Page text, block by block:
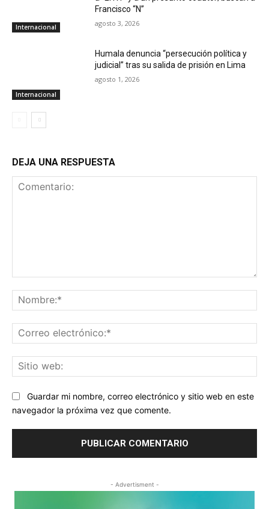
Internacional
Francisco “N”
agosto 3, 2026
Internacional
Humala denuncia “persecución política y
judicial” tras su salida de prisión en Lima
agosto 1, 2026
DEJA UNA RESPUESTA
Guardar mi nombre, correo electrónico y sitio web en este
navegador la próxima vez que comente.
- Advertisment -